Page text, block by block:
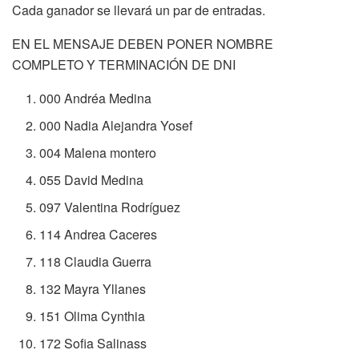
Cada ganador se llevará un par de entradas.
EN EL MENSAJE DEBEN PONER NOMBRE
COMPLETO Y TERMINACIÓN DE DNI
000 Andréa Medina
000 Nadia Alejandra Yosef
004 Malena montero
055 David Medina
097 Valentina Rodríguez
114 Andrea Caceres
118 Claudia Guerra
132 Mayra Yllanes
151 Olima Cynthia
172 Sofia Salinass